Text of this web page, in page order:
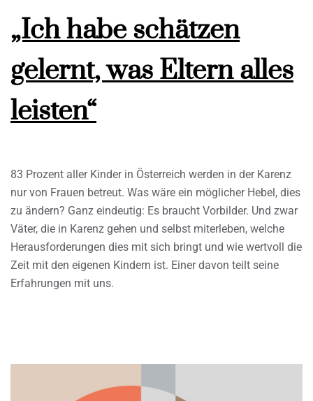
„Ich habe schätzen
gelernt, was Eltern alles
leisten“
83 Prozent aller Kinder in Österreich werden in der Karenz
nur von Frauen betreut. Was wäre ein möglicher Hebel, dies
zu ändern? Ganz eindeutig: Es braucht Vorbilder. Und zwar
Väter, die in Karenz gehen und selbst miterleben, welche
Herausforderungen dies mit sich bringt und wie wertvoll die
Zeit mit den eigenen Kindern ist. Einer davon teilt seine
Erfahrungen mit uns.